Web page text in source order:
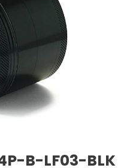
B-LF03-BLK